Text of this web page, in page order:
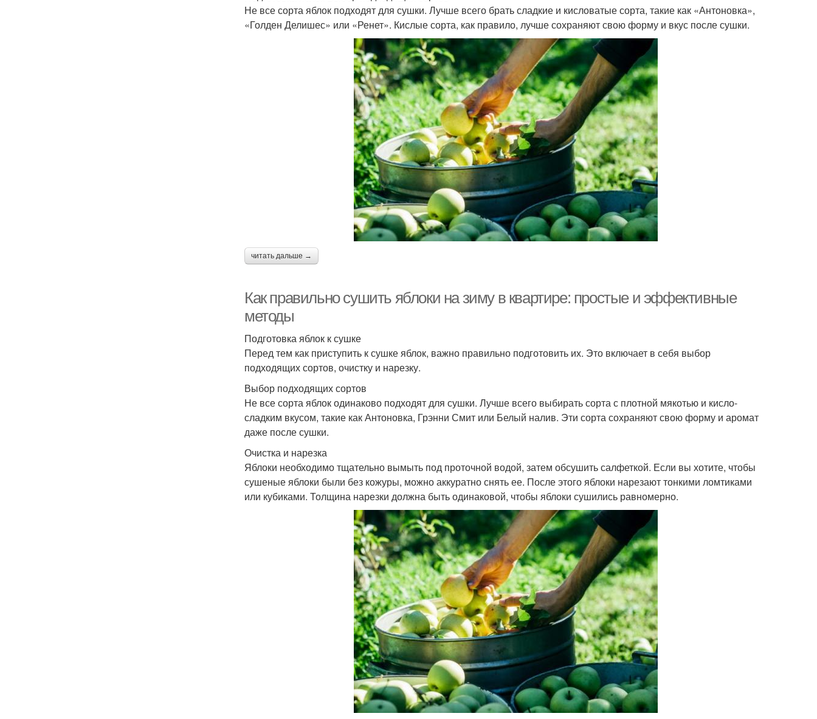
Не все сорта яблок подходят для сушки. Лучше всего брать сладкие и кисловатые сорта, такие как «Антоновка»,
«Голден Делишес» или «Ренет». Кислые сорта, как правило, лучше сохраняют свою форму и вкус после сушки.
читать дальше →
Как правильно сушить яблоки на зиму в квартире: простые и эффективные
методы
Подготовка яблок к сушке
Перед тем как приступить к сушке яблок, важно правильно подготовить их. Это включает в себя выбор
подходящих сортов, очистку и нарезку.
Выбор подходящих сортов
Не все сорта яблок одинаково подходят для сушки. Лучше всего выбирать сорта с плотной мякотью и кисло-
сладким вкусом, такие как Антоновка, Грэнни Смит или Белый налив. Эти сорта сохраняют свою форму и аромат
даже после сушки.
Очистка и нарезка
Яблоки необходимо тщательно вымыть под проточной водой, затем обсушить салфеткой. Если вы хотите, чтобы
сушеные яблоки были без кожуры, можно аккуратно снять ее. После этого яблоки нарезают тонкими ломтиками
или кубиками. Толщина нарезки должна быть одинаковой, чтобы яблоки сушились равномерно.